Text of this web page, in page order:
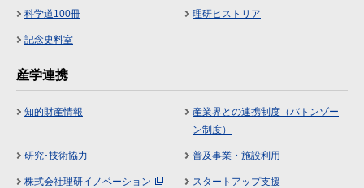
科学道100冊 理研ヒストリア
記念史料室
産学連携
知的財産情報
産業界との連携制度（バトンゾー
ン制度）
研究･技術協力 普及事業・施設利用
株式会社理研イノベーション スタートアップ支援